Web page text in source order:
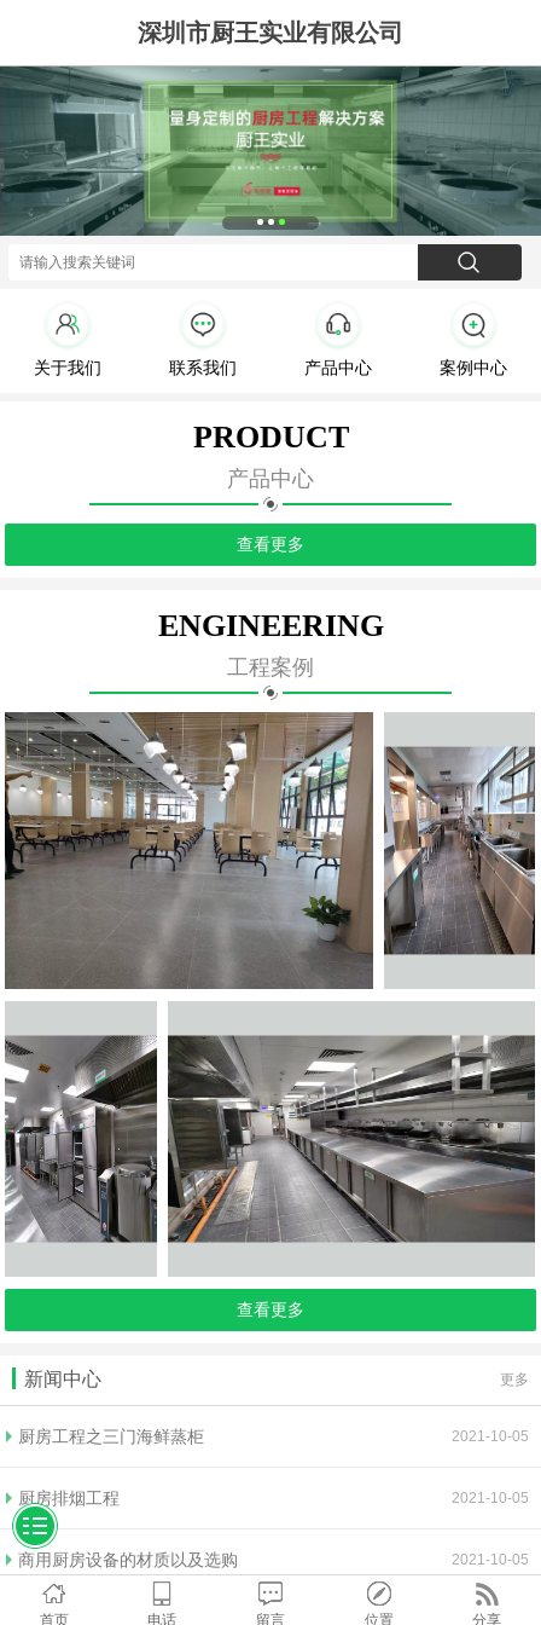
深圳市厨王实业有限公司
关于我们 联系我们 产品中心 案例中心
PRODUCT
产品中心
查看更多
ENGINEERING
工程案例
查看更多
新闻中心 更多
厨房工程之三门海鲜蒸柜 2021-10-05
厨房排烟工程 2021-10-05
商用厨房设备的材质以及选购 2021-10-05
首页 电话 留言 位置 分享